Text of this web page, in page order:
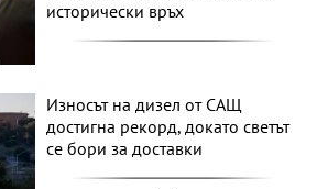
исторически връх
Износът на дизел от САЩ
достигна рекорд, докато светът
се бори за доставки